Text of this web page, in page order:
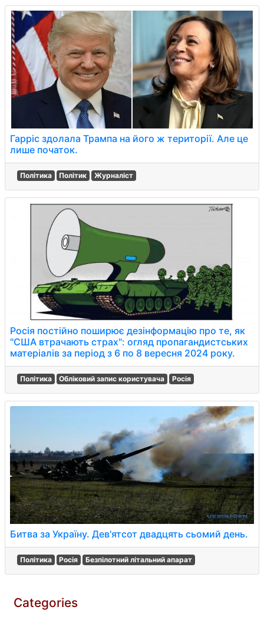
Гарріс здолала Трампа на його ж території. Але це
лише початок.
Політика Політик Журналіст
Росія постійно поширює дезінформацію про те, як
"США втрачають страх": огляд пропагандистських
матеріалів за період з 6 по 8 вересня 2024 року.
Політика Обліковий запис користувача Росія
Битва за Україну. Дев'ятсот двадцять сьомий день.
Політика Росія Безпілотний літальний апарат
Categories